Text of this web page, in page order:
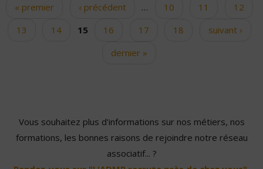
Pages
« premier ‹ précédent … 10 11
12
13
14 15 16 17 18
suivant ›
dernier »
Vous souhaitez plus d'informations sur nos métiers, nos
formations, les bonnes raisons de rejoindre notre réseau
associatif... ?